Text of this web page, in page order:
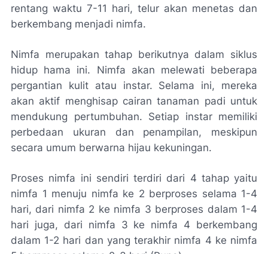
rentang waktu 7-11 hari, telur akan menetas dan
berkembang menjadi nimfa.
Nimfa merupakan tahap berikutnya dalam siklus
hidup hama ini. Nimfa akan melewati beberapa
pergantian kulit atau instar. Selama ini, mereka
akan aktif menghisap cairan tanaman padi untuk
mendukung pertumbuhan. Setiap instar memiliki
perbedaan ukuran dan penampilan, meskipun
secara umum berwarna hijau kekuningan.
Proses nimfa ini sendiri terdiri dari 4 tahap yaitu
nimfa 1 menuju nimfa ke 2 berproses selama 1-4
hari, dari nimfa 2 ke nimfa 3 berproses dalam 1-4
hari juga, dari nimfa 3 ke nimfa 4 berkembang
dalam 1-2 hari dan yang terakhir nimfa 4 ke nimfa